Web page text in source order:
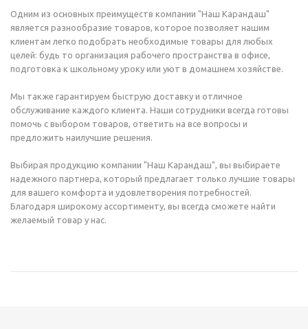
Одним из основных преимуществ компании "Наш Карандаш"
является разнообразие товаров, которое позволяет нашим
клиентам легко подобрать необходимые товары для любых
целей: будь то организация рабочего пространства в офисе,
подготовка к школьному уроку или уют в домашнем хозяйстве.
Мы также гарантируем быструю доставку и отличное
обслуживание каждого клиента. Наши сотрудники всегда готовы
помочь с выбором товаров, ответить на все вопросы и
предложить наилучшие решения.
Выбирая продукцию компании "Наш Карандаш", вы выбираете
надежного партнера, который предлагает только лучшие товары
для вашего комфорта и удовлетворения потребностей.
Благодаря широкому ассортименту, вы всегда сможете найти
желаемый товар у нас.